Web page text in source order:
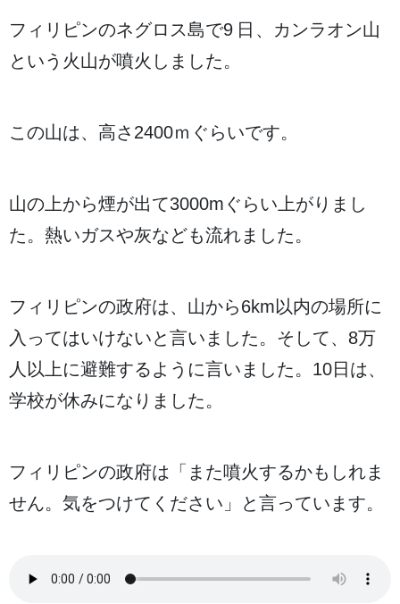
フィリピンのネグロス島で9日 、カンラオン山
という 火山が噴火 しました。
この山は、 高さ2400ｍぐらいです。
山の 上から煙が出て3000mぐらい 上がりまし
た。 熱いガスや灰なども流れました。
フィリピンの政府は、 山から6km以内の場所に
入 ってはいけないと言いました。そして、8万
人 以上に避難するように言いました。 10日 は、
学校が休みになりました。
フィリピンの政府は「また噴火するかもしれま
せん。 気をつけてください」と言っています。